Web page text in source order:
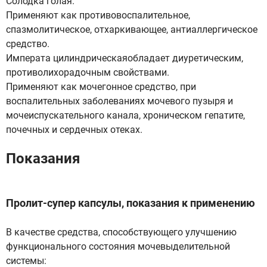
Применяют как противовоспалительное,
спазмолитическое, отхаркивающее, антиаллергическое
средство.
Императа цилиндрическаяобладает диуретическим,
противолихорадочным свойствами.
Применяют как мочегонное средство, при
воспалительных заболеваниях мочевого пузыря и
мочеиспускательного канала, хроническом гепатите,
почечных и сердечных отеках.
Показания
Пролит-супер капсулы, показания к применению
В качестве средства, способствующего улучшению
функционального состояния мочевыделительной
системы: